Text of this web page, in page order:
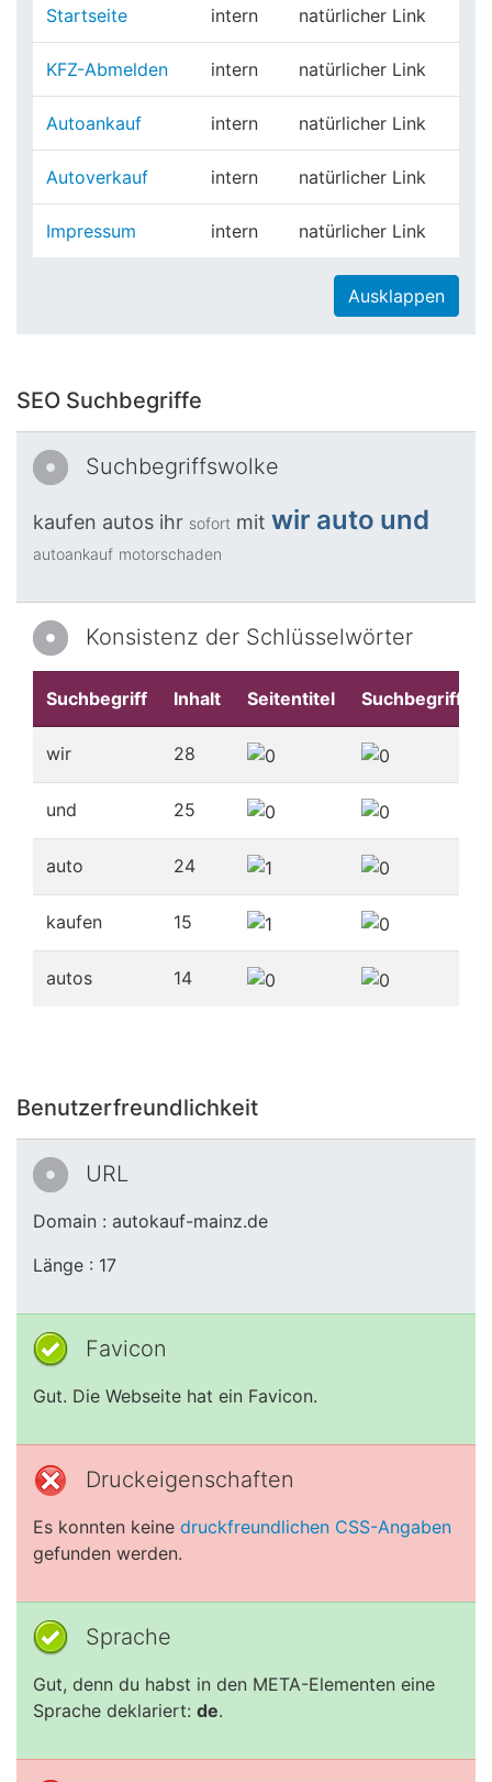
Startseite intern natürlicher Link
KFZ-Abmelden intern natürlicher Link
Autoankauf intern natürlicher Link
Autoverkauf intern natürlicher Link
Impressum intern natürlicher Link
Ausklappen
SEO Suchbegriffe
Suchbegriffswolke
kaufen autos ihr sofort mit wir auto und
autoankauf motorschaden
Konsistenz der Schlüsselwörter
Suchbegriff Inhalt Seitentitel Suchbegriffe
wir 28
und 25
auto 24
kaufen 15
autos 14
Benutzerfreundlichkeit
URL
Domain : autokauf-mainz.de
Länge : 17
Favicon
Gut. Die Webseite hat ein Favicon.
Druckeigenschaften
Es konnten keine druckfreundlichen CSS-Angaben
gefunden werden.
Sprache
Gut, denn du habst in den META-Elementen eine
Sprache deklariert: de.